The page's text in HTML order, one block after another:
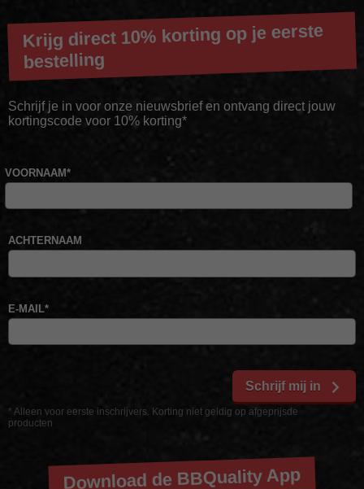
Krijg direct 10% korting op je eerste
bestelling
Schrijf je in voor onze nieuwsbrief en ontvang direct jouw
kortingscode voor 10% korting*
* Alleen voor eerste inschrijvers. Korting niet geldig op afgeprijsde
producten
VOORNAAM*
ACHTERNAAM
E-MAIL*
Schrijf mij in
Download de BBQuality App